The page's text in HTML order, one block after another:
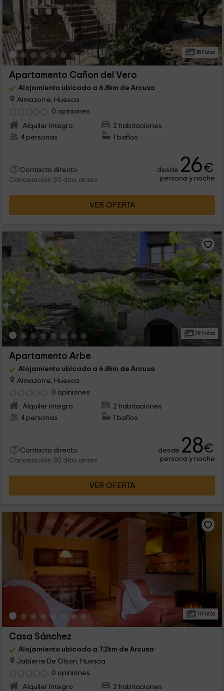
38 Fotos
Apartamento Cañon del Vero
Alojamiento ubicado a 6.8km de Arcusa
Almazorre, Huesca
0 opiniones
Alquiler íntegro
2 habitaciones
4 personas
1 baños
Contacto directo
Cancelación 30 días antes
desde 26€
persona y noche
VER OFERTA
39 Fotos
Apartamento Arbe
Alojamiento ubicado a 6.8km de Arcusa
Almazorre, Huesca
0 opiniones
Alquiler íntegro
2 habitaciones
4 personas
1 baños
Contacto directo
Cancelación 30 días antes
desde 28€
persona y noche
VER OFERTA
11 Fotos
Casa Sánchez
Alojamiento ubicado a 7.2km de Arcusa
Jabierre De Olson, Huesca
0 opiniones
Alquiler íntegro
2 habitaciones